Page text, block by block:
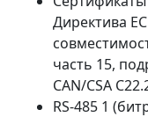
Директива
часть 15,
CAN/CSA
RS-485 1